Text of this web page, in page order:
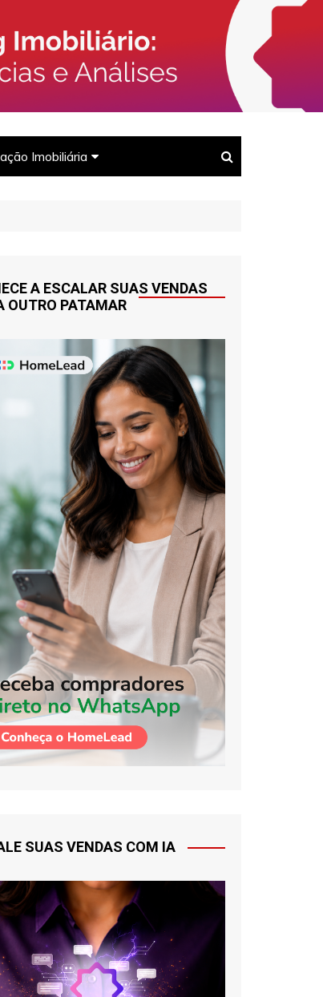
Imobiliário, Corretores e
Imobiliária
A ESCALAR SUAS VENDAS
OUTRO PATAMAR
SUAS VENDAS COM IA